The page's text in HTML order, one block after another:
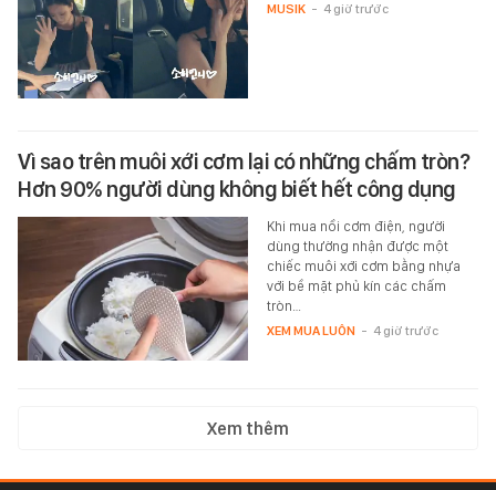
MUSIK - 4 giờ trước
Vì sao trên muôi xới cơm lại có những chấm tròn?
Hơn 90% người dùng không biết hết công dụng
Khi mua nồi cơm điện, người
dùng thường nhận được một
chiếc muôi xới cơm bằng nhựa
với bề mặt phủ kín các chấm
tròn…
XEM MUA LUÔN - 4 giờ trước
Xem thêm